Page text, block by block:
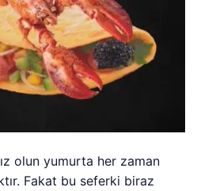
olun yumurta her zaman
Fakat bu seferki biraz